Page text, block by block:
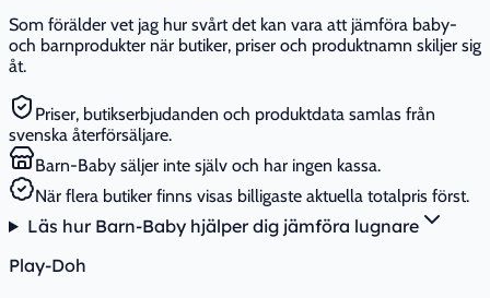
Som förälder vet jag hur svårt det kan vara att jämföra baby-
och barnprodukter när butiker, priser och produktnamn skiljer sig
åt.
Priser, butikserbjudanden och produktdata samlas från
svenska återförsäljare.
Barn-Baby säljer inte själv och har ingen kassa.
När flera butiker finns visas billigaste aktuella totalpris först.
Läs hur Barn-Baby hjälper dig jämföra lugnare
Play-Doh